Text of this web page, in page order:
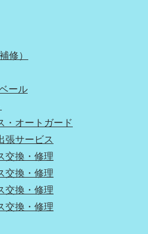
修）
ール
・オートガード
張サービス
交換・修理
交換・修理
交換・修理
交換・修理